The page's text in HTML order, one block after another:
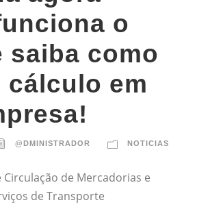
o
saiba como
cálculo em
@DMINISTRADOR NOTICIAS
de Mercadorias e
de Transporte